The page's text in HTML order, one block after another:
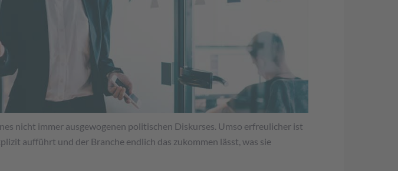
nicht immer ausgewogenen politischen Diskurses. Umso erfreulicher ist
aufführt und der Branche endlich das zukommen lässt, was sie